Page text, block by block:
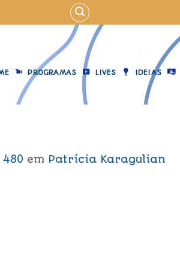
PROGRAMAS LIVES IDEIAS
480 em Patrícia Karagulian